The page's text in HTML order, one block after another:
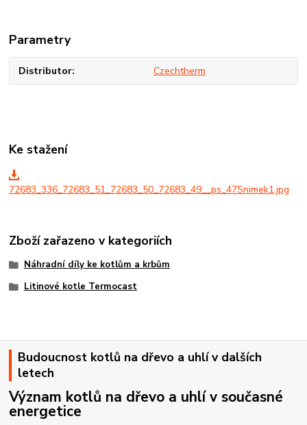
Parametry
Distributor Czechtherm
Ke stažení
72683_336_72683_51_72683_50_72683_49__ps_47Snimek1.jpg
Zboží zařazeno v kategoriích
Náhradní díly ke kotlům a krbům
Litinové kotle Termocast
Budoucnost kotlů na dřevo a uhlí v dalších
letech
Význam kotlů na dřevo a uhlí v současné
energetice